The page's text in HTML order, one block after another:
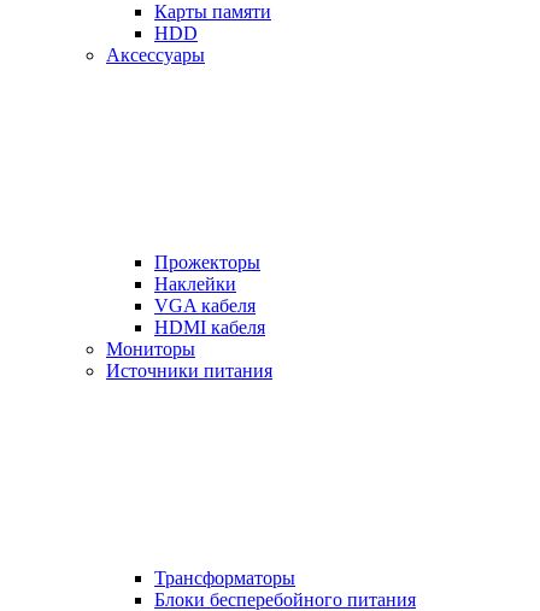
Карты памяти
HDD
Аксессуары
Прожекторы
Наклейки
VGA кабеля
HDMI кабеля
Мониторы
Источники питания
Трансформаторы
Блоки бесперебойного питания